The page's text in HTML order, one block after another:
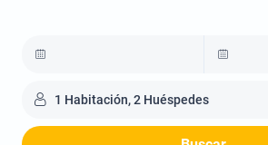
1 Habitación, 2 Huéspedes